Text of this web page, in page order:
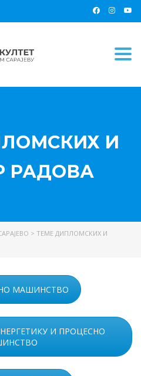
И
РАДОВА
> ТЕМЕ ДИПЛОМСКИХ И
МАШИНСТВО
И ПРОЦЕСНО